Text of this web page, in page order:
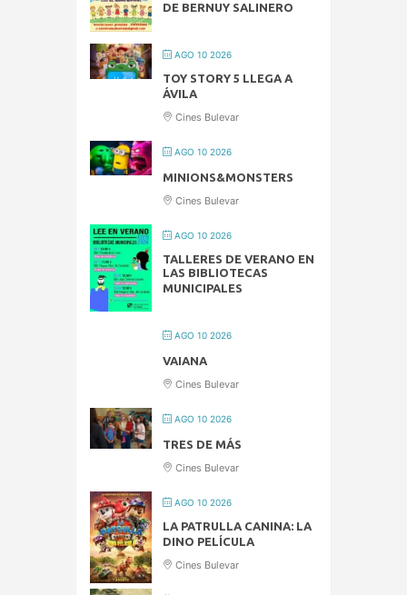
DE BERNUY SALINERO
AGO 10 2026
TOY STORY 5 LLEGA A
ÁVILA
Cines Bulevar
AGO 10 2026
MINIONS&MONSTERS
Cines Bulevar
AGO 10 2026
TALLERES DE VERANO EN
LAS BIBLIOTECAS
MUNICIPALES
AGO 10 2026
VAIANA
Cines Bulevar
AGO 10 2026
TRES DE MÁS
Cines Bulevar
AGO 10 2026
LA PATRULLA CANINA: LA
DINO PELÍCULA
Cines Bulevar